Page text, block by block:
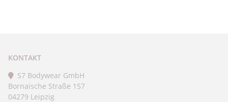
KONTAKT
S7 Bodywear GmbH
Bornaische Straße 157
04279 Leipzig